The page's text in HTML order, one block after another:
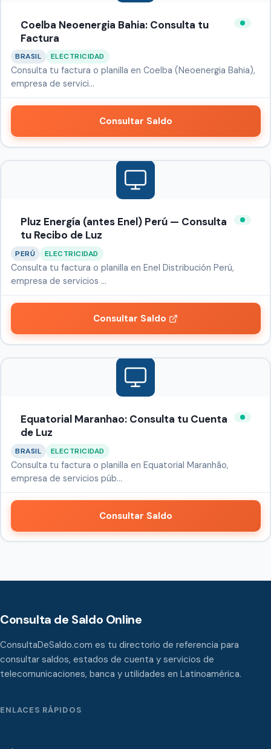
Coelba Neoenergia Bahia: Consulta tu
Factura
BRASIL ELECTRICIDAD
Consulta tu factura o planilla en Coelba (Neoenergia Bahia),
empresa de servici…
Consultar Saldo
Pluz Energía (antes Enel) Perú — Consulta
tu Recibo de Luz
PERÚ ELECTRICIDAD
Consulta tu factura o planilla en Enel Distribución Perú,
empresa de servicios …
Consultar Saldo
Equatorial Maranhao: Consulta tu Cuenta
de Luz
BRASIL ELECTRICIDAD
Consulta tu factura o planilla en Equatorial Maranhão,
empresa de servicios púb…
Consultar Saldo
Consulta de Saldo Online
ConsultaDeSaldo.com es tu directorio de referencia para
consultar saldos, estados de cuenta y servicios de
telecomunicaciones, banca y utilidades en Latinoamérica.
ENLACES RÁPIDOS